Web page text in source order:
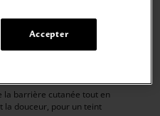
qui s'adapte aux rythmes
la barrière cutanée tout en
la douceur, pour un teint
Accepter